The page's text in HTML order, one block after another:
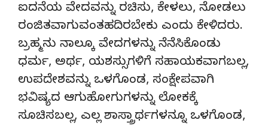
ಐದನೆಯ ವೇದವನ್ನು ರಚಿಸು, ಕೇಳಲು, ನೋಡಲು
ರಂಜಿತವಾಗುವಂತಹದಿರಬೇಕು ಎಂದು ಕೇಳಿದರು.
ಬ್ರಹ್ಮನು ನಾಲ್ಕೂ ವೇದಗಳನ್ನು ನೆನೆಸಿಕೊಂಡು
ಧರ್ಮ, ಅರ್ಥ, ಯಶಸ್ಸುಗಳಿಗೆ ಸಹಾಯಕವಾಗಬಲ್ಲ,
ಉಪದೇಶವನ್ನು ಒಳಗೊಂಡ, ಸಂಕ್ಷೇಪವಾಗಿ
ಭವಿಷ್ಯದ ಆಗುಹೋಗುಗಳನ್ನು ಲೋಕಕ್ಕೆ
ಸೂಚಿಸಬಲ್ಲ, ಎಲ್ಲ ಶಾಸ್ತ್ರಾರ್ಥಗಳನ್ನೂ ಒಳಗೊಂಡ,